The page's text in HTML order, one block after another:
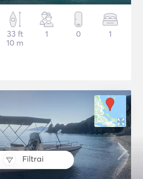
Filtrai
33 ft
10 m
1 0 1